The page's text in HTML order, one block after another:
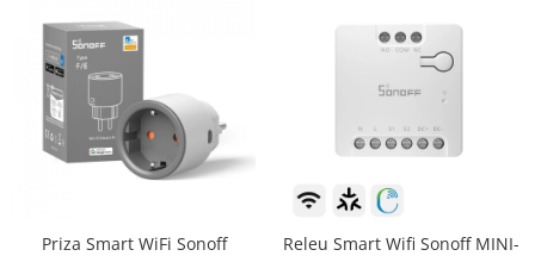
Priza Smart WiFi Sonoff
Releu Smart Wifi Sonoff MINI-